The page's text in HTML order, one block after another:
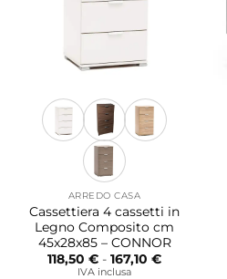
essere
nella
del
prodotto
ARREDO CASA
Cassettiera 4 cassetti in
Legno Composito cm
45x28x85 – CONNOR
118,50 € - 167,10 €Fascia
IVA inclusa